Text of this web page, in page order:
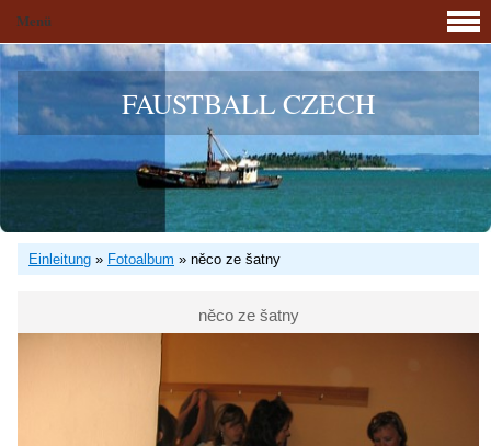
FAUSTBALL CZECH
Einleitung » Fotoalbum » něco ze šatny
něco ze šatny
Menü